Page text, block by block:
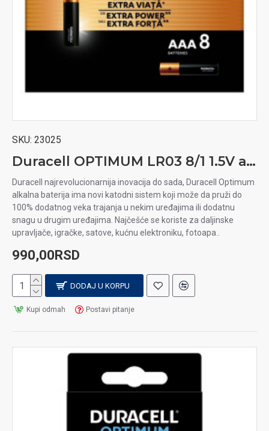
SKU: 23025
Duracell OPTIMUM LR03 8/1 1.5V alkalna baterija
Duracell najrevolucionarnija inovacija do sada, Duracell Optimum
alkalna baterija ima novi katodni sistem koji može da pruži do
100% dodatnog veka trajanja u nekim uređajima ili dodatnu
snagu u drugim uređajima. Najčešće se koriste za daljinske
upravljače, igračke, satove, kućnu elektroniku, fotoapa..
990,00RSD
DODAJ U KORPU
Kupi odmah Postavi pitanje